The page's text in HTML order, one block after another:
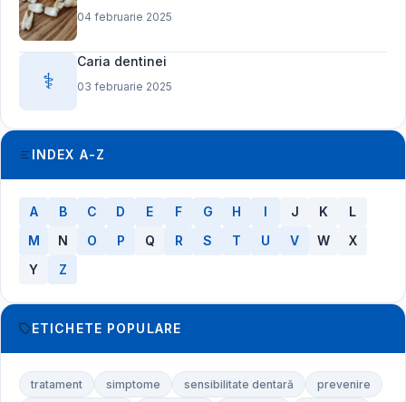
04 februarie 2025
⚕️
Caria dentinei
03 februarie 2025
INDEX A-Z
A B C D E F G H I J K
L
M
N O P Q R S T U V W
X
Y
Z
ETICHETE POPULARE
tratament simptome sensibilitate dentară
prevenire